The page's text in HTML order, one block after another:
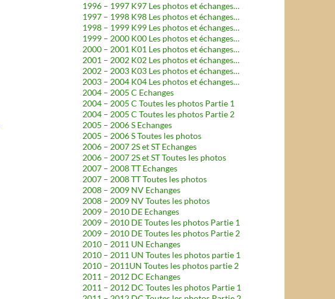
1996 – 1997 K97 Les photos et échanges…
1997 – 1998 K98 Les photos et échanges…
1998 – 1999 K99 Les photos et échanges…
1999 – 2000 K00 Les photos et échanges…
2000 – 2001 K01 Les photos et échanges…
2001 – 2002 K02 Les photos et échanges…
2002 – 2003 K03 Les photos et échanges…
2003 – 2004 K04 Les photos et échanges…
2004 – 2005 C Echanges
2004 – 2005 C Toutes les photos Partie 1
2004 – 2005 C Toutes les photos Partie 2
2005 – 2006 S Echanges
2005 – 2006 S Toutes les photos
2006 – 2007 2S et ST Echanges
2006 – 2007 2S et ST Toutes les photos
2007 – 2008 TT Echanges
2007 – 2008 TT Toutes les photos
2008 – 2009 NV Echanges
2008 – 2009 NV Toutes les photos
2009 – 2010 DE Echanges
2009 – 2010 DE Toutes les photos Partie 1
2009 – 2010 DE Toutes les photos Partie 2
2010 – 2011 UN Echanges
2010 – 2011 UN Toutes les photos partie 1
2010 – 2011UN Toutes les photos partie 2
2011 – 2012 DC Echanges
2011 – 2012 DC Toutes les photos Partie 1